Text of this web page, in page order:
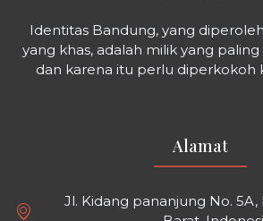
Identitas Bandung, yang
yang khas, adalah milik yang
dan karena itu perlu diperkokoh
Alamat
Jl. Kidang pananjung No. 5A,